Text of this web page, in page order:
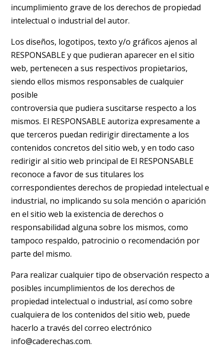
incumplimiento grave de los derechos de propiedad
intelectual o industrial del autor.
Los diseños, logotipos, texto y/o gráficos ajenos al
RESPONSABLE y que pudieran aparecer en el sitio
web, pertenecen a sus respectivos propietarios,
siendo ellos mismos responsables de cualquier
posible
controversia que pudiera suscitarse respecto a los
mismos. El RESPONSABLE autoriza expresamente a
que terceros puedan redirigir directamente a los
contenidos concretos del sitio web, y en todo caso
redirigir al sitio web principal de El RESPONSABLE
reconoce a favor de sus titulares los
correspondientes derechos de propiedad intelectual e
industrial, no implicando su sola mención o aparición
en el sitio web la existencia de derechos o
responsabilidad alguna sobre los mismos, como
tampoco respaldo, patrocinio o recomendación por
parte del mismo.
Para realizar cualquier tipo de observación respecto a
posibles incumplimientos de los derechos de
propiedad intelectual o industrial, así como sobre
cualquiera de los contenidos del sitio web, puede
hacerlo a través del correo electrónico
info@caderechas.com.